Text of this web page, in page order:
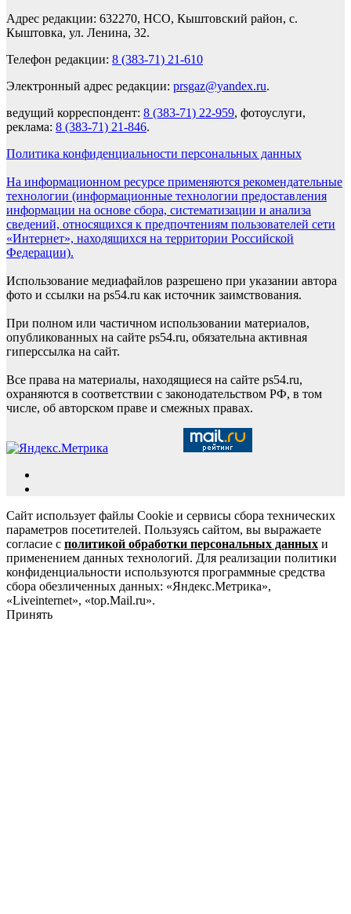
Адрес редакции: 632270, НСО, Кыштовский район, с.
Кыштовка, ул. Ленина, 32.
Телефон редакции: 8 (383-71) 21-610
Электронный адрес редакции: prsgaz@yandex.ru.
ведущий корреспондент: 8 (383-71) 22-959, фотоуслуги,
реклама: 8 (383-71) 21-846.
Политика конфиденциальности персональных данных
На информационном ресурсе применяются рекомендательные
технологии (информационные технологии предоставления
информации на основе сбора, систематизации и анализа
сведений, относящихся к предпочтениям пользователей сети
«Интернет», находящихся на территории Российской
Федерации).
Использование медиафайлов разрешено при указании автора
фото и ссылки на ps54.ru как источник заимствования.
При полном или частичном использовании материалов,
опубликованных на сайте ps54.ru, обязательна активная
гиперссылка на сайт.
Все права на материалы, находящиеся на сайте ps54.ru,
охраняются в соответствии с законодательством РФ, в том
числе, об авторском праве и смежных правах.
Сайт использует файлы Cookie и сервисы сбора технических
параметров посетителей. Пользуясь сайтом, вы выражаете
согласие с политикой обработки персональных данных и
применением данных технологий. Для реализации политики
конфиденциальности используются программные средства
сбора обезличенных данных: «Яндекс.Метрика»,
«Liveinternet», «top.Mail.ru».
Принять